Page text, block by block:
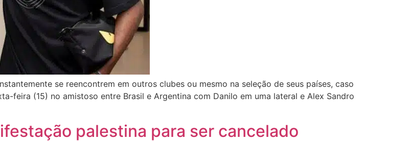
se reencontrem em outros clubes ou mesmo na seleção de seus países, caso
feira (15) no amistoso entre Brasil e Argentina com Danilo em uma lateral e Alex Sandro
palestina para ser cancelado